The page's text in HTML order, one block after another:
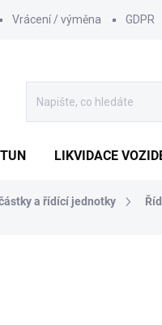
Vrácení / výměna GDPR
LIKVIDACE
a řídící jednotky